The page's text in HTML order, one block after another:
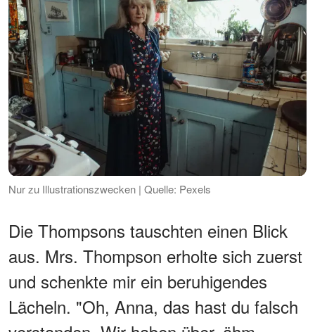
Nur zu Illustrationszwecken | Quelle: Pexels
Die Thompsons tauschten einen Blick
aus. Mrs. Thompson erholte sich zuerst
und schenkte mir ein beruhigendes
Lächeln. "Oh, Anna, das hast du falsch